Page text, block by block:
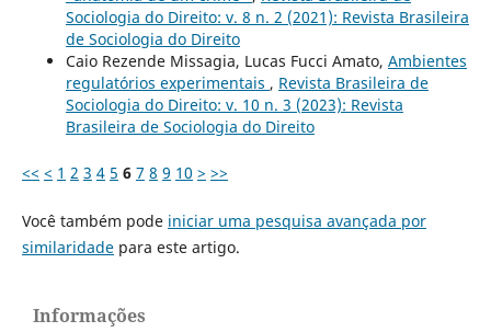
Sociologia do Direito: v. 8 n. 2 (2021): Revista Brasileira
de Sociologia do Direito
Caio Rezende Missagia, Lucas Fucci Amato, Ambientes
regulatórios experimentais , Revista Brasileira de
Sociologia do Direito: v. 10 n. 3 (2023): Revista
Brasileira de Sociologia do Direito
<< < 1 2 3 4 5 6 7 8 9 10 > >>
Você também pode iniciar uma pesquisa avançada por
similaridadepara este artigo.
Informações